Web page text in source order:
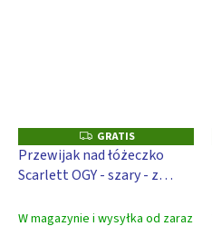
G
R
A
T
GRATIS
Przewijak nad łóżeczko
Scarlett OGY - szary - z
biały
W magazynie i wysyłka od zaraz